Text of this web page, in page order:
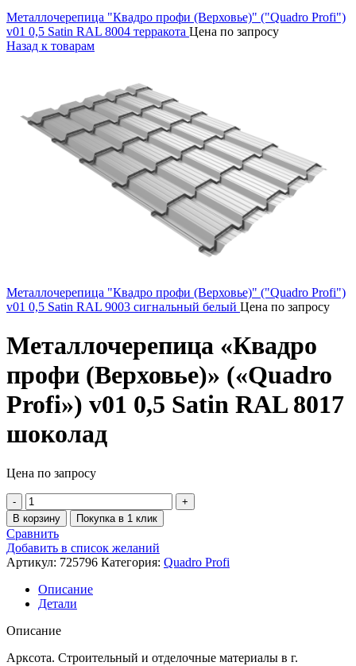
Металлочерепица "Квадро профи (Верховье)" ("Quadro Profi")
v01 0,5 Satin RAL 8004 терракота Цена по запросу
Назад к товарам
Металлочерепица "Квадро профи (Верховье)" ("Quadro Profi")
v01 0,5 Satin RAL 9003 сигнальный белый Цена по запросу
Металлочерепица «Квадро
профи (Верховье)» («Quadro
Profi») v01 0,5 Satin RAL 8017
шоколад
Цена по запросу
В корзину Покупка в 1 клик
Сравнить
Добавить в список желаний
Артикул: 725796 Категория: Quadro Profi
Описание
Детали
Описание
Арксота. Строительный и отделочные материалы в г.